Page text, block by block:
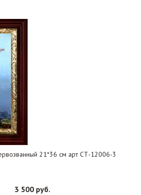
21*36 см арт СТ-12006-3
3 500 руб.